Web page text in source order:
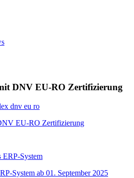
DNV EU-RO Zertifizierung
EU-RO Zertifizierung
System ab 01. September 2025